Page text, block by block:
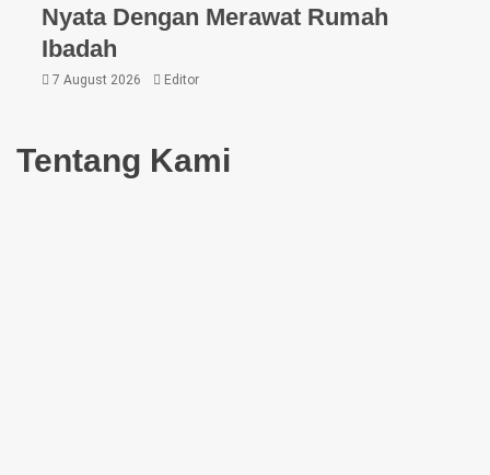
Nyata Dengan Merawat Rumah
Ibadah
7 August 2026 Editor
Tentang Kami